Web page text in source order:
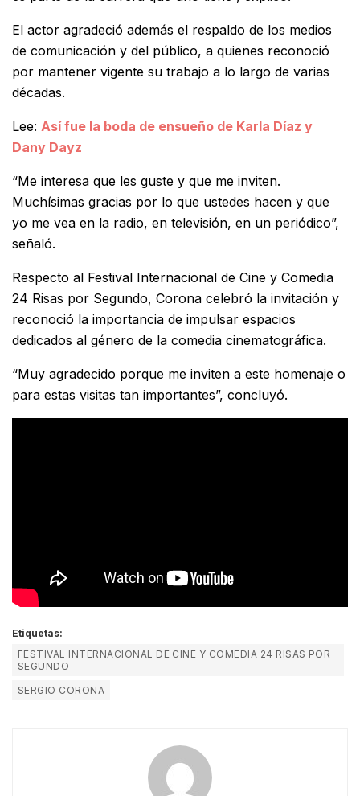
El actor agradeció además el respaldo de los medios
de comunicación y del público, a quienes reconoció
por mantener vigente su trabajo a lo largo de varias
décadas.
Lee: Así fue la boda de ensueño de Karla Díaz y
Dany Dayz
“Me interesa que les guste y que me inviten.
Muchísimas gracias por lo que ustedes hacen y que
yo me vea en la radio, en televisión, en un periódico”,
señaló.
Respecto al Festival Internacional de Cine y Comedia
24 Risas por Segundo, Corona celebró la invitación y
reconoció la importancia de impulsar espacios
dedicados al género de la comedia cinematográfica.
“Muy agradecido porque me inviten a este homenaje o
para estas visitas tan importantes”, concluyó.
Etiquetas:
FESTIVAL INTERNACIONAL DE CINE Y COMEDIA 24 RISAS POR
SEGUNDO
SERGIO CORONA